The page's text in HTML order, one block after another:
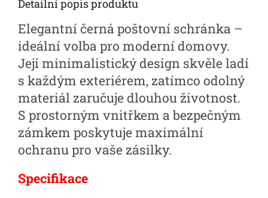
Detailní popis produktu
Elegantní černá poštovní schránka –
ideální volba pro moderní domovy.
Její minimalistický design skvěle ladí
s každým exteriérem, zatímco odolný
materiál zaručuje dlouhou životnost.
S prostorným vnitřkem a bezpečným
zámkem poskytuje maximální
ochranu pro vaše zásilky.
Specifikace